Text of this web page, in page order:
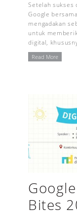
Setelah sukses
Google
mengadakan
untuk
digital,
Read More
Bites